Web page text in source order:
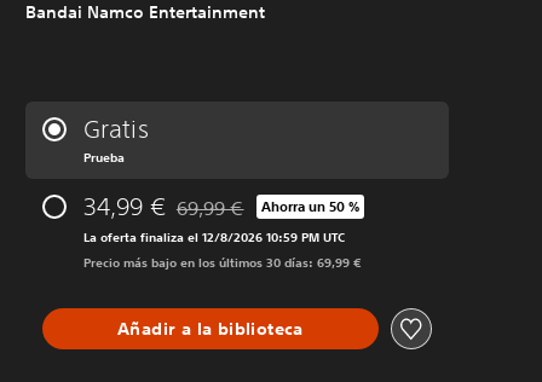
Bandai Namco Entertainment
Gratis
Prueba
34,99 € Rebajado del precio original de 69,99 €
69,99 € Ahorra un 50 %
La oferta finaliza el 12/8/2026 10:59 PM UTC
Precio más bajo en los últimos 30 días: 69,99 €
Añadir a la biblioteca